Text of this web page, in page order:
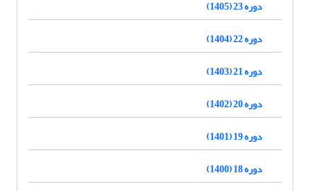
دوره 23 (1405)
دوره 22 (1404)
دوره 21 (1403)
دوره 20 (1402)
دوره 19 (1401)
دوره 18 (1400)